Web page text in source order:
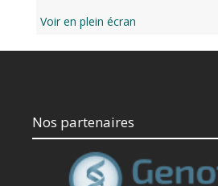
Voir en plein écran
Nos partenaires